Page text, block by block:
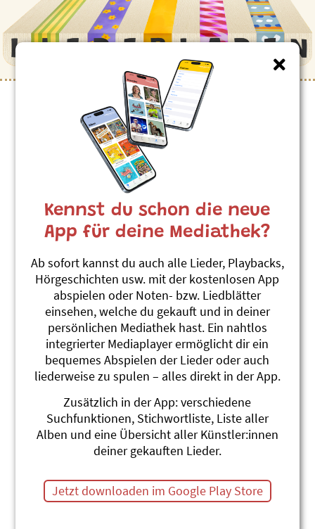
Kinderlieder zum Thema
”Zauber”
Mis Zauberbett Heisst Bernadett
Linard Bardill
Miis Zauberbett heisst Bernadett
#Langeweile #Träume #Zauber
Zauberlehrling
Toby Frey
Rübis & Stübis
#Zauber #Zirkus
Zilly
Karin Anderhalden
Ä Zaiberer isch im Land gsi
#Zauber
Zoubere
Christian Schenker und Grüüveli
Tüüfeli
Alles klar, chliine Star
#Zauber
Häxmaschine
Roland Zoss
Kennst du schon die neue
App für deine Mediathek?
Ab sofort kannst du auch alle Lieder, Playbacks,
Hörgeschichten usw. mit der kostenlosen App
abspielen oder Noten- bzw. Liedblätter
einsehen, welche du gekauft und in deiner
persönlichen Mediathek hast. Ein nahtlos
integrierter Mediaplayer ermöglicht dir ein
bequemes Abspielen der Lieder oder auch
liederweise zu spulen – alles direkt in der App.
Zusätzlich in der App: verschiedene
Suchfunktionen, Stichwortliste, Liste aller
Alben und eine Übersicht aller Künstler:innen
deiner gekauften Lieder.
Jetzt downloaden im Google Play Store